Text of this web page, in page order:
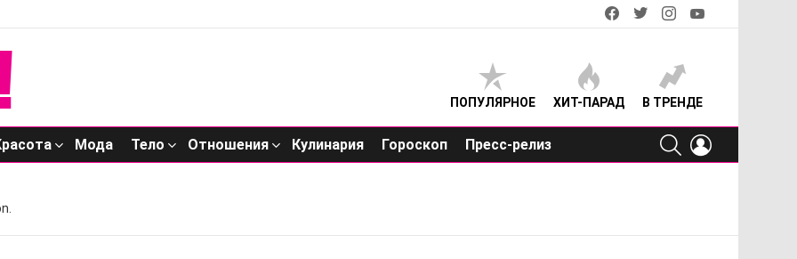
facebooktwitterinstagram
ПОПУЛЯРНОЕ ХИТ-ПАРАД В ТРЕНДЕ
Мода Тело Отношения Кулинария Гороскоп Пресс-релиз
SEARCH